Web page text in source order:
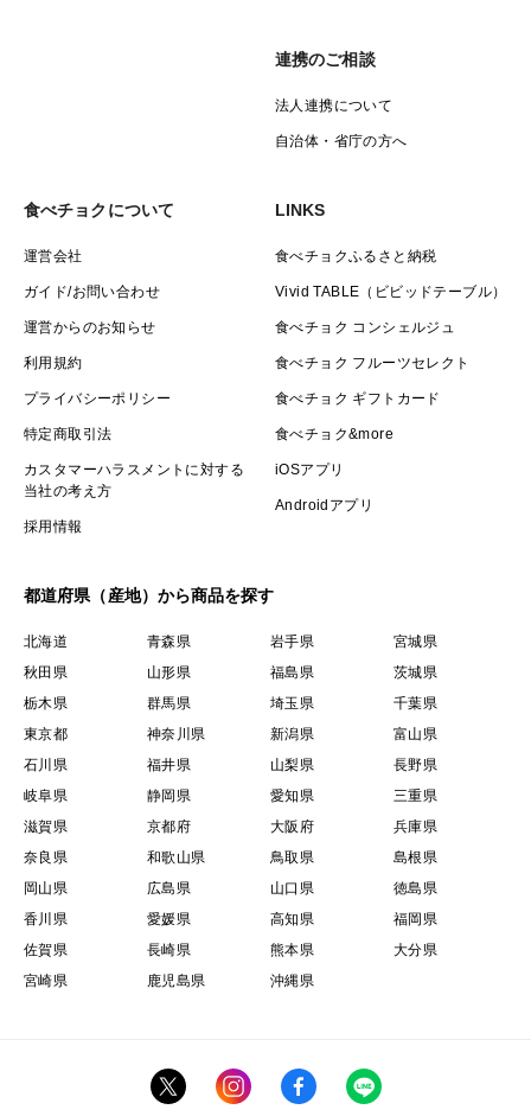
連携のご相談
法人連携について
自治体・省庁の方へ
食べチョクについて
運営会社
ガイド/お問い合わせ
運営からのお知らせ
利用規約
プライバシーポリシー
特定商取引法
カスタマーハラスメントに対する
当社の考え方
採用情報
LINKS
食べチョクふるさと納税
Vivid TABLE（ビビッドテーブル）
食べチョク コンシェルジュ
食べチョク フルーツセレクト
食べチョク ギフトカード
食べチョク&more
iOSアプリ
Androidアプリ
都道府県（産地）から商品を探す
北海道 青森県 岩手県
宮城県
秋田県
山形県 福島県
茨城県
栃木県
群馬県 埼玉県
千葉県
東京都
神奈川県 新潟県
富山県
石川県
福井県 山梨県
長野県
岐阜県
静岡県 愛知県
三重県
滋賀県
京都府 大阪府
兵庫県
奈良県
和歌山県 鳥取県
島根県
岡山県
広島県 山口県
徳島県
香川県
愛媛県 高知県
福岡県
佐賀県
長崎県 熊本県
大分県
宮崎県
鹿児島県 沖縄県